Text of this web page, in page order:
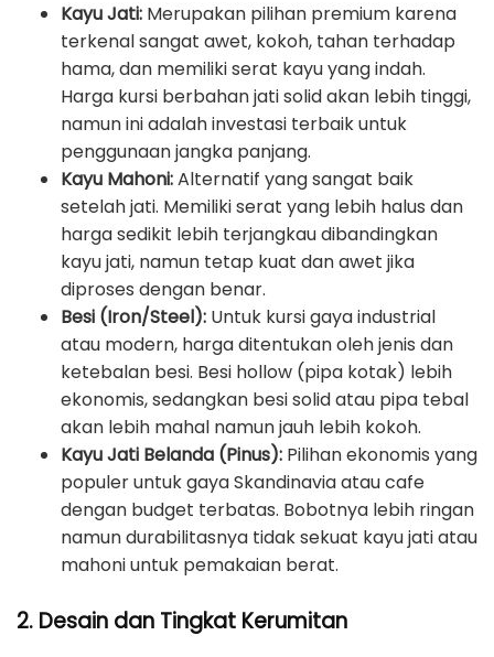
Kayu Jati: Merupakan pilihan premium karena
terkenal sangat awet, kokoh, tahan terhadap
hama, dan memiliki serat kayu yang indah.
Harga kursi berbahan jati solid akan lebih tinggi,
namun ini adalah investasi terbaik untuk
penggunaan jangka panjang.
Kayu Mahoni:Alternatif yang sangat baik
setelah jati. Memiliki serat yang lebih halus dan
harga sedikit lebih terjangkau dibandingkan
kayu jati, namun tetap kuat dan awet jika
diproses dengan benar.
Besi (Iron/Steel): Untuk kursi gaya industrial
atau modern, harga ditentukan oleh jenis dan
ketebalan besi. Besi hollow (pipa kotak) lebih
ekonomis, sedangkan besi solid atau pipa tebal
akan lebih mahal namun jauh lebih kokoh.
Kayu Jati Belanda (Pinus): Pilihan ekonomis yang
populer untuk gaya Skandinavia atau cafe
dengan budget terbatas. Bobotnya lebih ringan
namun durabilitasnya tidak sekuat kayu jati atau
mahoni untuk pemakaian berat.
2. Desain dan Tingkat Kerumitan